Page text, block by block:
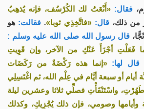
فقال: «أَنْعَتُ لك الكُرْسُف، فإنه يُذهِبُ
من ذلك، قال: «فاتَّخِذِي ثوبا». فقالت: هو
قال رسول الله صلى الله عليه وسلم :
فَعَلْتِ أجْزَأَ عَنْكِ من الآخر، وإن قَوِيتِ
قال لها:
«إنما هذه رَكْضَةٌ من رَكَضَات
أو سبعة أيَّام في عِلْم الله، ثم اغْتَسِلِي
واسْتَنْقَأْتِ فصلِّي ثلاثا وعشرين ليلة
وأيامها وصومي، فإن ذلك يُجْزِيكِ، وكذلك